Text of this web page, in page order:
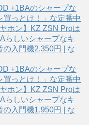
+1BAのシャープな
っとけ！」な定番中
ホン】KZ ZSN Proは
らしいシャープなキ
の入門機2,350円 | な
+1BAのシャープな
っとけ！」な定番中
ホン】KZ ZSN Proは
らしいシャープなキ
の入門機1,950円 | な